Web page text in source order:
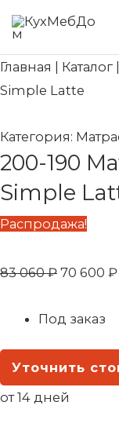
Перейти
содержимому
Главная Каталог
Simple Latte
Категория:
200-190
Simple
Распродажа!
83 060₽ 70 600 ₽
Под заказ
Уточнить
от 14 дней
Search...